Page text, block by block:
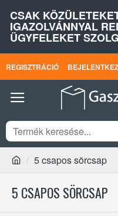
CSAK
IGAZOLVÁNNYAL
ÜGYFELEKET
REGISZTRÁCIÓ
5 csapos sörcsap
5 CSAPOS SÖRCSAP